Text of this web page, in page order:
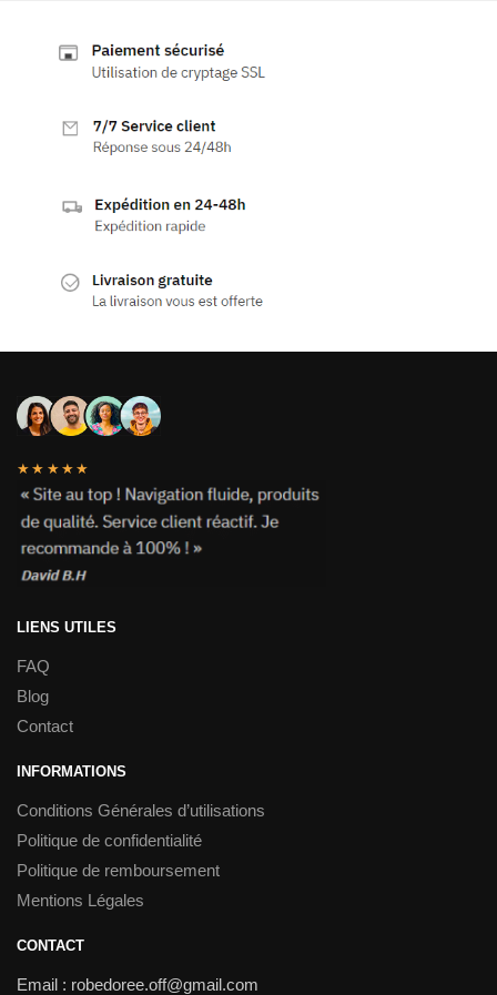
★★★★★
LIENS UTILES
FAQ
Blog
Contact
INFORMATIONS
Conditions Générales d’utilisations
Politique de confidentialité
Politique de remboursement
Mentions Légales
CONTACT
Email : robedoree.off@gmail.com